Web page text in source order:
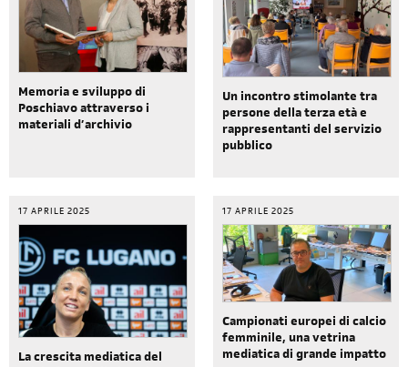
Memoria e sviluppo di
Poschiavo attraverso i
materiali d’archivio
Un incontro stimolante tra
persone della terza età e
rappresentanti del servizio
pubblico
17 APRILE 2025
La crescita mediatica del
17 APRILE 2025
Campionati europei di calcio
femminile, una vetrina
mediatica di grande impatto